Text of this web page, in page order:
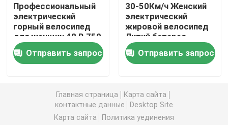
Электровелосипед с жирными шинами
Женский жирный электрический велосипед
20 дюймовый электрический велосипед
Профессиональный
электрический
горный велосипед
для женщин 48 В 750
В
Отправить запрос
30-50Км/ч Женский
электрический
жировой велосипед
Литий батарея
Женский
электрический
велосипед
Отправить запрос
Главная страница
Карта сайта
контактные данные
Desktop Site
Карта сайта
Политика уединения